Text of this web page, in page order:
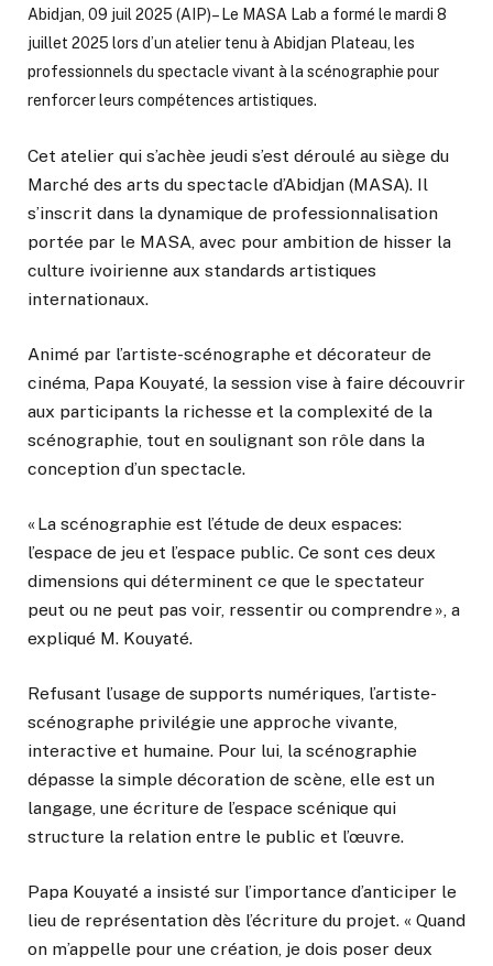
Abidjan, 09 juil 2025 (AIP)– Le MASA Lab a formé le mardi 8
juillet 2025 lors d’un atelier tenu à Abidjan Plateau, les
professionnels du spectacle vivant à la scénographie pour
renforcer leurs compétences artistiques.
Cet atelier qui s’achèe jeudi s’est déroulé au siège du
Marché des arts du spectacle d’Abidjan (MASA). Il
s’inscrit dans la dynamique de professionnalisation
portée par le MASA, avec pour ambition de hisser la
culture ivoirienne aux standards artistiques
internationaux.
Animé par l’artiste-scénographe et décorateur de
cinéma, Papa Kouyaté, la session vise à faire découvrir
aux participants la richesse et la complexité de la
scénographie, tout en soulignant son rôle dans la
conception d’un spectacle.
« La scénographie est l’étude de deux espaces:
l’espace de jeu et l’espace public. Ce sont ces deux
dimensions qui déterminent ce que le spectateur
peut ou ne peut pas voir, ressentir ou comprendre », a
expliqué M. Kouyaté.
Refusant l’usage de supports numériques, l’artiste-
scénographe privilégie une approche vivante,
interactive et humaine. Pour lui, la scénographie
dépasse la simple décoration de scène, elle est un
langage, une écriture de l’espace scénique qui
structure la relation entre le public et l’œuvre.
Papa Kouyaté a insisté sur l’importance d’anticiper le
lieu de représentation dès l’écriture du projet. « Quand
on m’appelle pour une création, je dois poser deux